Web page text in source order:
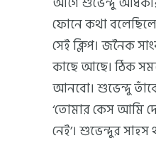
ফোনে কথা
সেই ক্লিপ। জনৈক
কাছে আছে। ঠিক
আনবো। শুভেন্দু
‘তোমার কেস আমি
নেই’। শুভেন্দুর